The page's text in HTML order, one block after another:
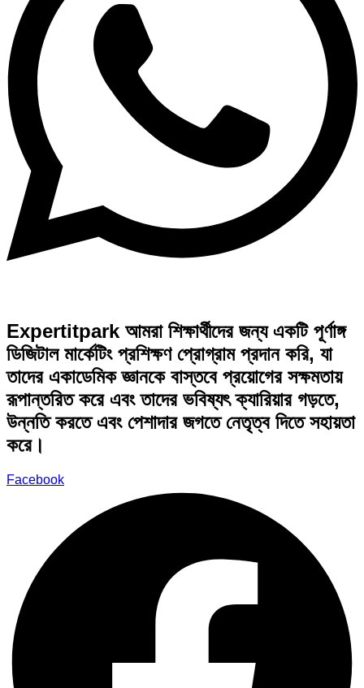
Expertitpark আমরা শিক্ষার্থীদের জন্য একটি পূর্ণাঙ্গ
ডিজিটাল মার্কেটিং প্রশিক্ষণ প্রোগ্রাম প্রদান করি, যা
তাদের একাডেমিক জ্ঞানকে বাস্তবে প্রয়োগের সক্ষমতায়
রূপান্তরিত করে এবং তাদের ভবিষ্যৎ ক্যারিয়ার গড়তে,
উন্নতি করতে এবং পেশাদার জগতে নেতৃত্ব দিতে সহায়তা
করে।
Facebook